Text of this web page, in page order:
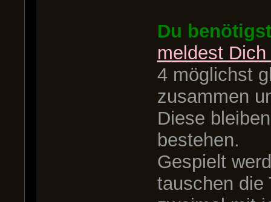
Du
meldest
4 möglichst
zusammen
Diese
bestehen.
Gespielt
tauschen die